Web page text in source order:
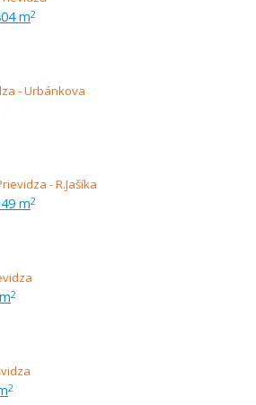
m2
m2
2
2